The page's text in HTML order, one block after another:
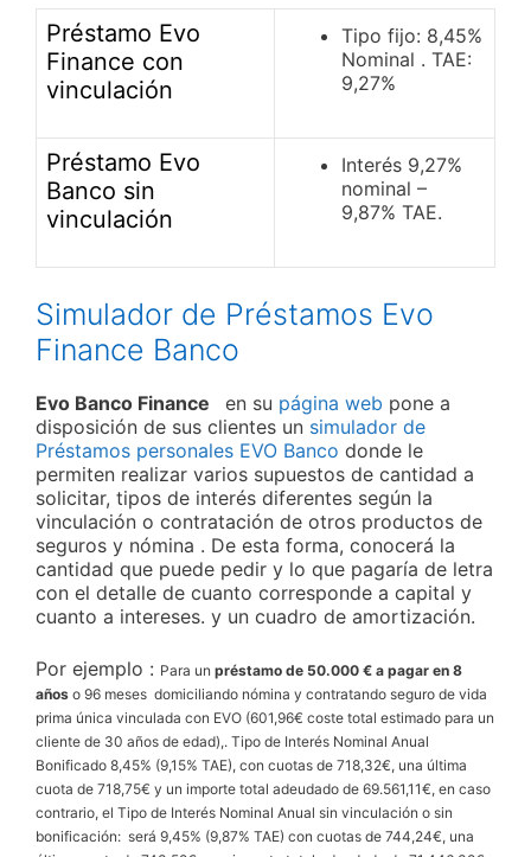
Préstamo Evo
Finance con
vinculación
Tipo fijo: 8,45%
Nominal . TAE:
9,27%
Préstamo Evo
Banco sin
vinculación
Interés 9,27%
nominal –
9,87% TAE.
Simulador de Préstamos Evo
Finance Banco
Evo Banco Finance en su página web pone a
disposición de sus clientes un simulador de
Préstamos personales EVO Banco donde le
permiten realizar varios supuestos de cantidad a
solicitar, tipos de interés diferentes según la
vinculación o contratación de otros productos de
seguros y nómina . De esta forma, conocerá la
cantidad que puede pedir y lo que pagaría de letra
con el detalle de cuanto corresponde a capital y
cuanto a intereses. y un cuadro de amortización.
Por ejemplo : Para un préstamo de 50.000 € a pagar en 8
años o 96 meses domiciliando nómina y contratando seguro de vida
prima única vinculada con EVO (601,96€ coste total estimado para un
cliente de 30 años de edad),. Tipo de Interés Nominal Anual
Bonificado 8,45% (9,15% TAE), con cuotas de 718,32€, una última
cuota de 718,75€ y un importe total adeudado de 69.561,11€, en caso
contrario, el Tipo de Interés Nominal Anual sin vinculación o sin
bonificación: será 9,45% (9,87% TAE) con cuotas de 744,24€, una